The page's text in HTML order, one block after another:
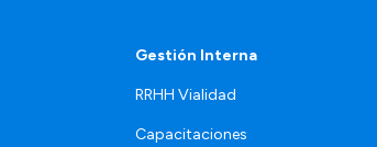
Gestión Interna
RRHH Vialidad
Capacitaciones